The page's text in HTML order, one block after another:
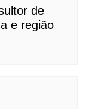
de
e região